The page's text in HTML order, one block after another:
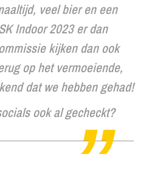
veel bier en een
Indoor 2023 er dan
kijken dan ook
op het vermoeiende,
dat we hebben gehad!
ook al gecheckt?